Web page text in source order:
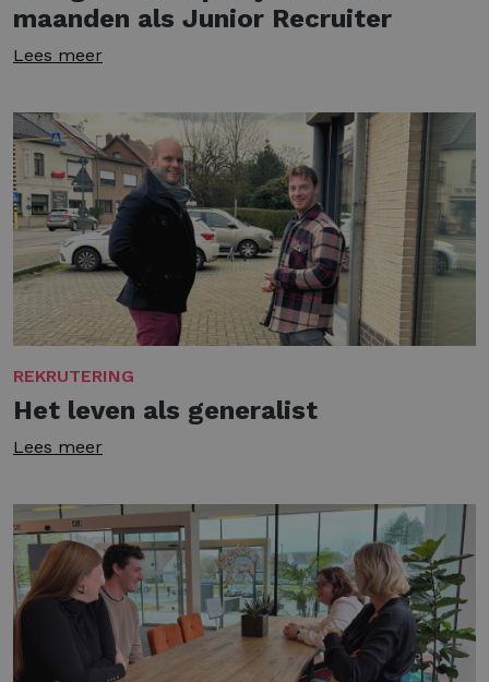
maanden als Junior Recruiter
Lees meer
REKRUTERING
Het leven als generalist
Lees meer